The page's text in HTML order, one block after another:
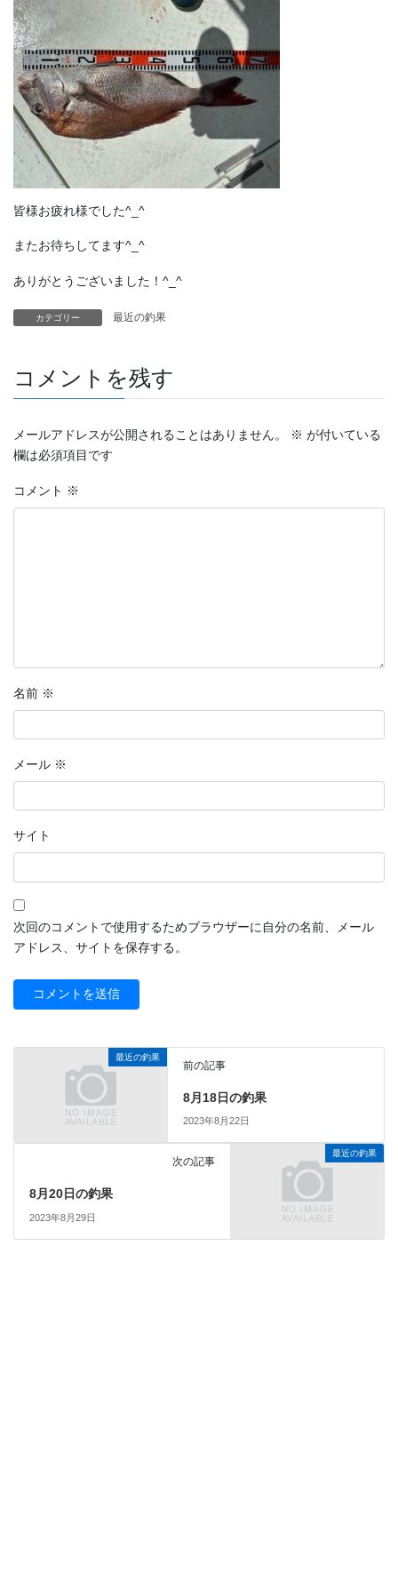
皆様お疲れ様でした^_^
またお待ちしてます^_^
ありがとうございました！^_^
カテゴリー 最近の釣果
コメントを残す
メールアドレスが公開されることはありません。 ※ が付いている
欄は必須項目です
コメント ※
名前 ※
メール ※
サイト
次回のコメントで使用するためブラウザーに自分の名前、メール
アドレス、サイトを保存する。
最近の釣果
前の記事
8月18日の釣果
2023年8月22日
最近の釣果
次の記事
8月20日の釣果
2023年8月29日